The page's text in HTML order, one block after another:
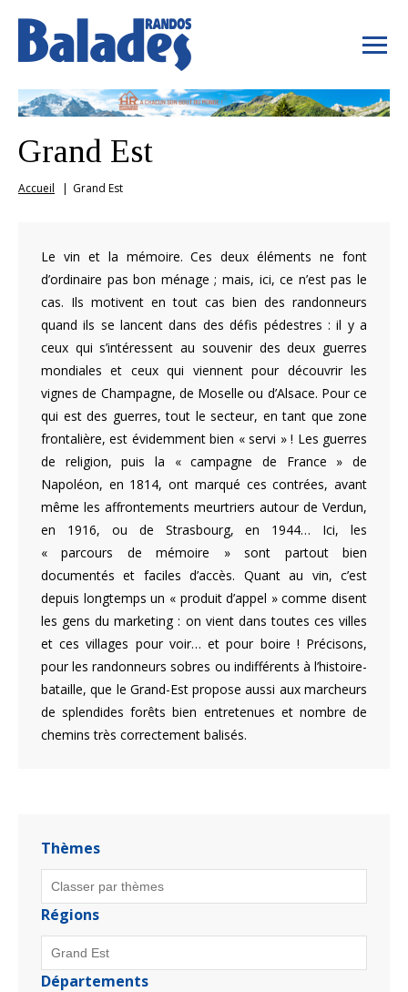
Grand Est
Accueil Grand Est
Le vin et la mémoire. Ces deux éléments ne font
d’ordinaire pas bon ménage ; mais, ici, ce n’est pas le
cas. Ils motivent en tout cas bien des randonneurs
quand ils se lancent dans des défis pédestres : il y a
ceux qui s’intéressent au souvenir des deux guerres
mondiales et ceux qui viennent pour découvrir les
vignes de Champagne, de Moselle ou d’Alsace. Pour ce
qui est des guerres, tout le secteur, en tant que zone
frontalière, est évidemment bien « servi » ! Les guerres
de religion, puis la « campagne de France » de
Napoléon, en 1814, ont marqué ces contrées, avant
même les affrontements meurtriers autour de Verdun,
en 1916, ou de Strasbourg, en 1944… Ici, les
« parcours de mémoire » sont partout bien
documentés et faciles d’accès. Quant au vin, c’est
depuis longtemps un « produit d’appel » comme disent
les gens du marketing : on vient dans toutes ces villes
et ces villages pour voir… et pour boire ! Précisons,
pour les randonneurs sobres ou indifférents à l’histoire-
bataille, que le Grand-Est propose aussi aux marcheurs
de splendides forêts bien entretenues et nombre de
chemins très correctement balisés.
Thèmes
Régions
Départements